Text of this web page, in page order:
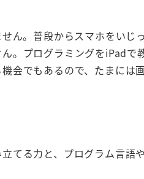
ん。普段からスマホをいじ
。プログラミングをiPadで
会でもあるので、たまには
てる力と、プログラム言語